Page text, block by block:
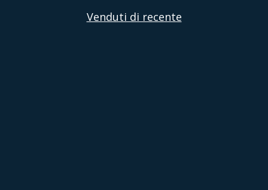
Venduti di recente